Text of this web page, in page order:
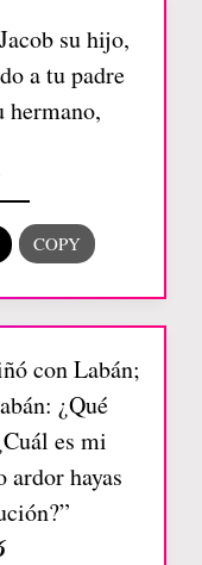
su hijo,
a tu padre
hermano,
con Labán;
¿Qué
es mi
ardor hayas